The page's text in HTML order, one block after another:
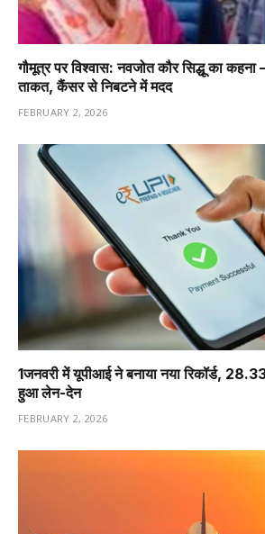
गौमूत्र पर विश्वास: नवजोत कौर सिद्धू का
ताकत, कैंसर से निबटने में मदद
FEBRUARY 2, 2026
1️जनवरी में यूपीआई ने बनाया नया रिकॉर्ड,
हुआ लेन-देन
FEBRUARY 2, 2026